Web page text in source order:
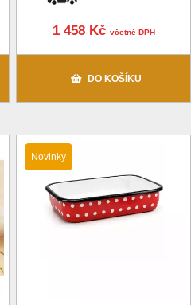
1 458 Kč včetně DPH
DO KOŠÍKU
Novinky